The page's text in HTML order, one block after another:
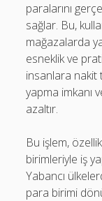
paralarını
sağlar. Bu,
mağazalarda
esneklik ve
insanlara nakit
yapma imkanı
azaltır.
Bu işlem,
birimleriyle iş
Yabancı
para birimi